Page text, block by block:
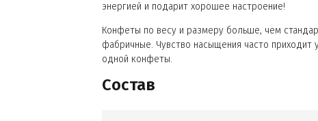
энергией и подарит хорошее настроение!
Конфеты по весу и размеру больше, чем
фабричные. Чувство насыщения часто приходит
одной конфеты.
Состав